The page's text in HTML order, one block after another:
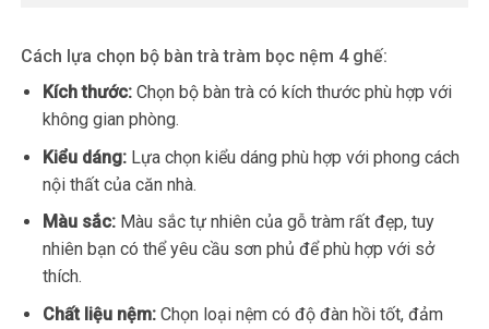
Cách lựa chọn bộ bàn trà tràm bọc nệm 4 ghế:
Kích thước: Chọn bộ bàn trà có kích thước phù hợp với
không gian phòng.
Kiểu dáng: Lựa chọn kiểu dáng phù hợp với phong cách
nội thất của căn nhà.
Màu sắc: Màu sắc tự nhiên của gỗ tràm rất đẹp, tuy
nhiên bạn có thể yêu cầu sơn phủ để phù hợp với sở
thích.
Chất liệu nệm: Chọn loại nệm có độ đàn hồi tốt, đảm